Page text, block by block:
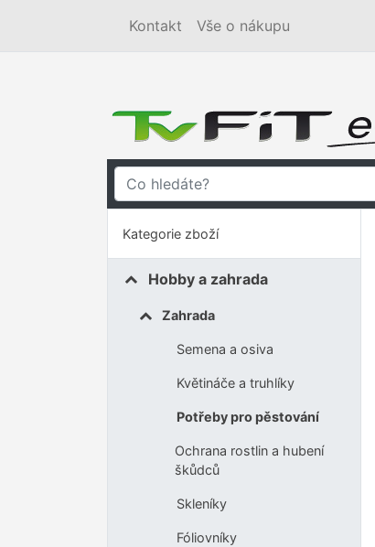
Kontakt Vše o nákupu
Kategorie zboží
Hobby a zahrada
Zahrada
Semena a osiva
Květináče a truhlíky
Potřeby pro pěstování
Ochrana rostlin a hubení
škůdců
Skleníky
Fóliovníky